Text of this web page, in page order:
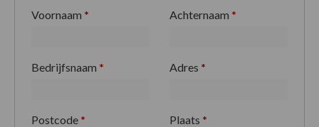
Voornaam * Achternaam *
Bedrijfsnaam * Adres *
Postcode * Plaats *